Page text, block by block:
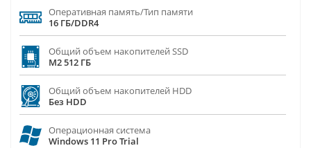
Оперативная память/Тип памяти
16 ГБ/DDR4
Общий объем накопителей SSD
M2 512 ГБ
Общий объем накопителей HDD
Без HDD
Операционная система
Windows 11 Pro Trial